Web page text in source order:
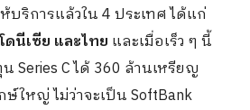
บริการแล้วใน 4 ประเทศ ได้แก่
ดนีเซีย และไทย และเมื่อเร็ว ๆ นี้
Series C ได้ 360 ล้านเหรียญ
ใหญ่ ไม่ว่าจะเป็นSoftBank